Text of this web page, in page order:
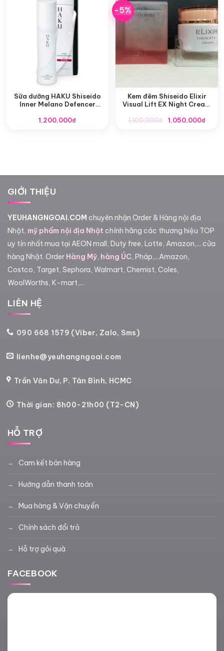
Sữa dưỡng HAKU Shiseido
Inner Melano Defencer
1,200,000₫
-5%
Kem đêm Shiseido Elixir
Visual Lift EX Night Cream
1,100,000₫
Giá
1,050,000₫Giá
GIỚI THIỆU
YEUHANGNGOAI.COM chuyên nhận Order & Hàng nội địa
Nhật, mỹ phẩm nội địa Nhật chính hãng các thương hiệu TOP
uy tín nhất mua tại AEON mall, Duty free, Lotte, Amazon,... cửa
hàng Nhật. Order Hàng Mỹ, hàng ÚC, Pháp,...Amazon,
Costco, Target, Sephora, Walmart, Chemist, Coles,
WoolWorths, K-mart,...
LIÊN HỆ
090 668 1579 (Viber, Zalo, Sms)
lienhe@yeuhangngoai.com
Trần Văn Dư, P. Tân Bình, HCMC
Thời gian: 8h00-21h00 (T2-CN)
HỖ TRỢ
Cam kết bán hàng
Hướng dẫn thanh toán
Mua hàng & Vận chuyển
Chính sách đổi trả
Hỗ trợ gói quà
FACEBOOK